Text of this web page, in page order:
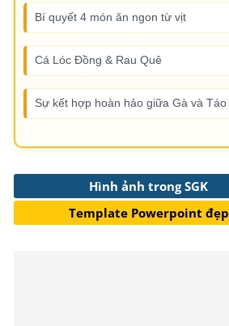
Bí quyết 4 món ăn ngon từ vịt
Cá Lóc Đồng & Rau Quê
Sự kết hợp hoàn hảo giữa Gà và Táo
Hình ảnh trong SGK
Template Powerpoint đẹp